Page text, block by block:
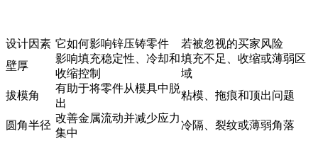
设计因素 它如何影响锌压铸零件
若被忽视的买家风险
壁厚
影响填充稳定性、冷却和
收缩控制
填充不足、收缩或薄弱区
域
拔模角
有助于将零件从模具中脱
出
粘模、拖痕和顶出问题
圆角半径
改善金属流动并减少应力
集中
冷隔、裂纹或薄弱角落